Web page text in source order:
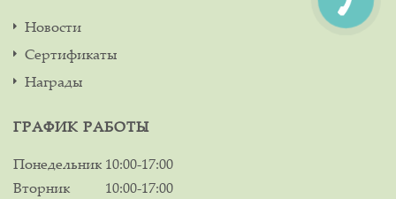
Новости
Сертификаты
Награды
ГРАФИК РАБОТЫ
Понедельник 10:00-17:00
Вторник
10:00-17:00